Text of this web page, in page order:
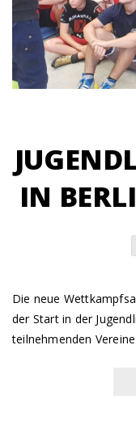
IN
Die neue
der Start in der
teilnehmenden Vereine